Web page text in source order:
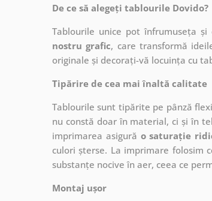
De ce să alegeți tablourile Dovido?
Tablourile unice pot înfrumuseța și
nostru grafic, care transformă
originale și decorați-vă locuința cu
Tipărire de cea mai înaltă calitate
Tablourile sunt tipărite pe pânză
nu constă doar în material, ci și în
imprimarea asigură o saturație
culori șterse. La imprimare folosim
substanțe nocive în aer, ceea ce
Montaj ușor